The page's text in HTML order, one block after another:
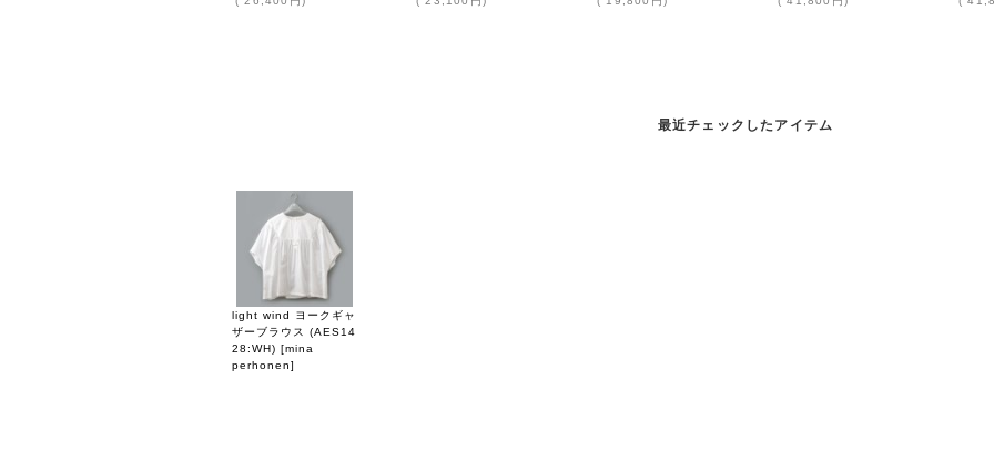
最近チェックしたアイテム
light wind ヨークギャ
ザーブラウス (AES14
28:WH) [mina
perhonen]